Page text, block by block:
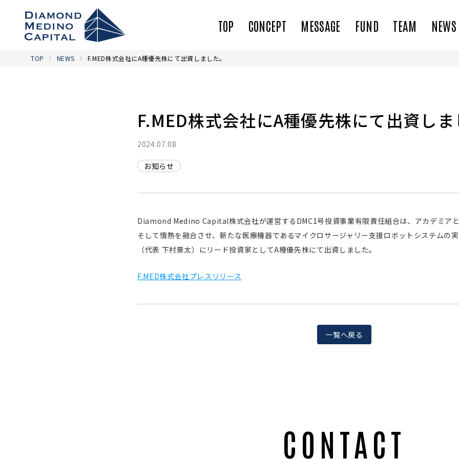
TOP CONCEPT MESSAGE FUND TEAM NEWS
TOP NEWS F.MED株式会社にA種優先株にて出資しました。
F.MED株式会社にA種優先株にて出資し
2024.07.08
お知らせ
Diamond Medino Capital株式会社が運営するDMC1号投資事業有限責任組合は、アカデミア
そして情熱を融合させ、新たな医療機器であるマイクロサージャリー支援ロボットシステムの
（代表 下村景太）にリード投資家としてA種優先株にて出資しました。
F.MED株式会社プレスリリース
一覧へ戻る
CONTACT